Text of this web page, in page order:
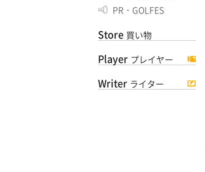
PR・GOLFES
Store 買い物
Player プレイヤー
Writer ライター